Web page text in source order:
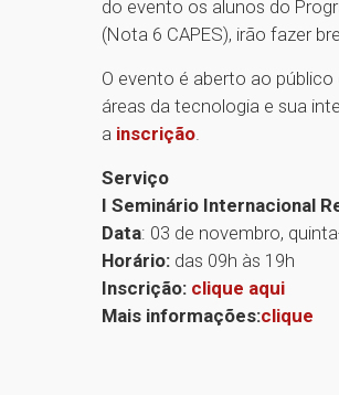
do evento os alunos do
(Nota 6 CAPES), irão fazer
O evento é aberto ao
áreas da tecnologia e sua
a inscrição
Serviço
I Seminário Internacional
Data: 03 de novembro,
Horário: das 09h às 19h
Inscrição: clique aqui
Mais informações:clique